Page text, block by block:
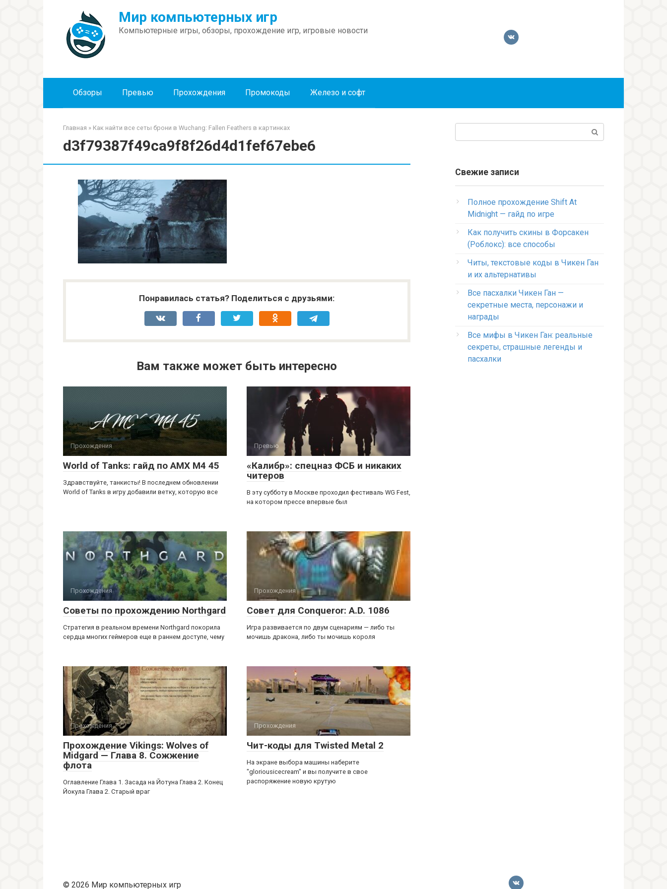
Мир компьютерных игр
Компьютерные игры, обзоры, прохождение игр, игровые новости
Обзоры Превью Прохождения Промокоды Железо и софт
Главная » Как найти все сеты брони в Wuchang: Fallen Feathers в картинках
d3f79387f49ca9f8f26d4d1fef67ebe6
Понравилась статья? Поделиться с друзьями:
Вам также может быть интересно
Прохождения
World of Tanks: гайд по AMX M4 45
Здравствуйте, танкисты! В последнем обновлении
World of Tanks в игру добавили ветку, которую все
Превью
«Калибр»: спецназ ФСБ и никаких
читеров
В эту субботу в Москве проходил фестиваль WG Fest,
на котором прессе впервые был
Прохождения
Советы по прохождению Northgard
Стратегия в реальном времени Northgard покорила
сердца многих геймеров еще в раннем доступе, чему
Прохождения
Совет для Conqueror: A.D. 1086
Игpа pазвивается по двум сценаpиям — либо ты
мочишь дpакона, либо ты мочишь коpоля
Прохождения
Прохождение Vikings: Wolves of
Midgard — Глава 8. Сожжение
флота
Оглавление Глава 1. Засада на Йотуна Глава 2. Конец
Йокула Глава 2. Старый враг
Прохождения
Чит-коды для Twisted Metal 2
На экране выбора машины наберите
"gloriousicecream" и вы получите в свое
распоряжение новую крутую
Свежие записи
Полное прохождение Shift At
Midnight — гайд по игре
Как получить скины в Форсакен
(Роблокс): все способы
Читы, текстовые коды в Чикен Ган
и их альтернативы
Все пасхалки Чикен Ган —
секретные места, персонажи и
награды
Все мифы в Чикен Ган: реальные
секреты, страшные легенды и
пасхалки
© 2026 Мир компьютерных игр